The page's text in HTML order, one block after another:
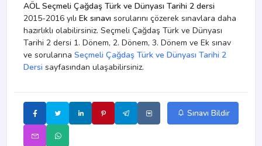
AÖL Seçmeli Çağdaş Türk ve Dünyası Tarihi 2 dersi
2015-2016 yılı Ek sınavı sorularını çözerek sınavlara daha
hazırlıklı olabilirsiniz. Seçmeli Çağdaş Türk ve Dünyası
Tarihi 2 dersi 1. Dönem, 2. Dönem, 3. Dönem ve Ek sınav
ve sorularına Seçmeli Çağdaş Türk ve Dünyası Tarihi 2
Dersi sayfasından ulaşabilirsiniz.
Sınavı Bildir